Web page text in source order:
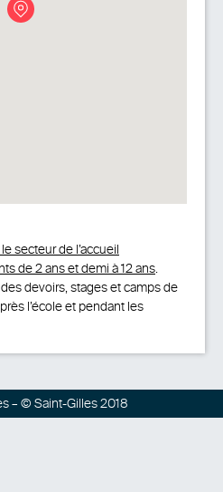
secteur de l’accueil
de 2 ans et demi à 12 ans.
devoirs, stages et camps de
l’école et pendant les
– © Saint-Gilles 2018